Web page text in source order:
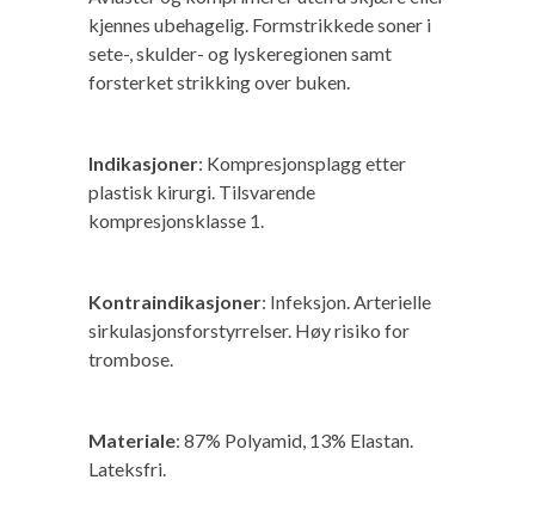
kjennes ubehagelig. Formstrikkede soner i
sete-, skulder- og lyskeregionen samt
forsterket strikking over buken.
Indikasjoner: Kompresjonsplagg etter
plastisk kirurgi. Tilsvarende
kompresjonsklasse 1.
Kontraindikasjoner: Infeksjon. Arterielle
sirkulasjonsforstyrrelser. Høy risiko for
trombose.
Materiale: 87% Polyamid, 13% Elastan.
Lateksfri.